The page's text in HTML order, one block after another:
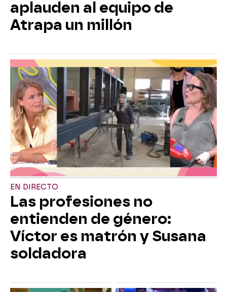
aplauden al equipo de
Atrapa un millón
EN DIRECTO
Las profesiones no
entienden de género:
Víctor es matrón y Susana
soldadora